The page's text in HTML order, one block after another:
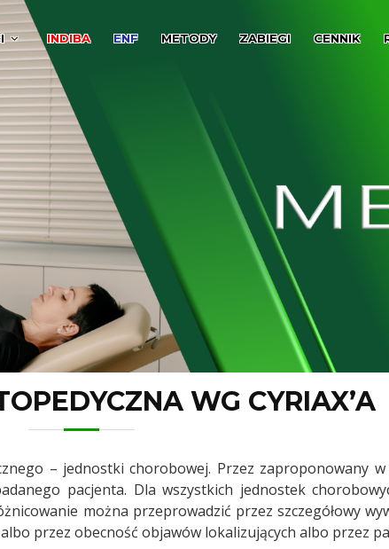
INDIBA ENF METODY ZABIEGI CENNIK
WG CYRIAX’A
– jednostki chorobowej. Przez zaproponowany
pacjenta. Dla wszystkich jednostek
można przeprowadzić przez szczegółowy
przez obecność objawów lokalizujących albo przez